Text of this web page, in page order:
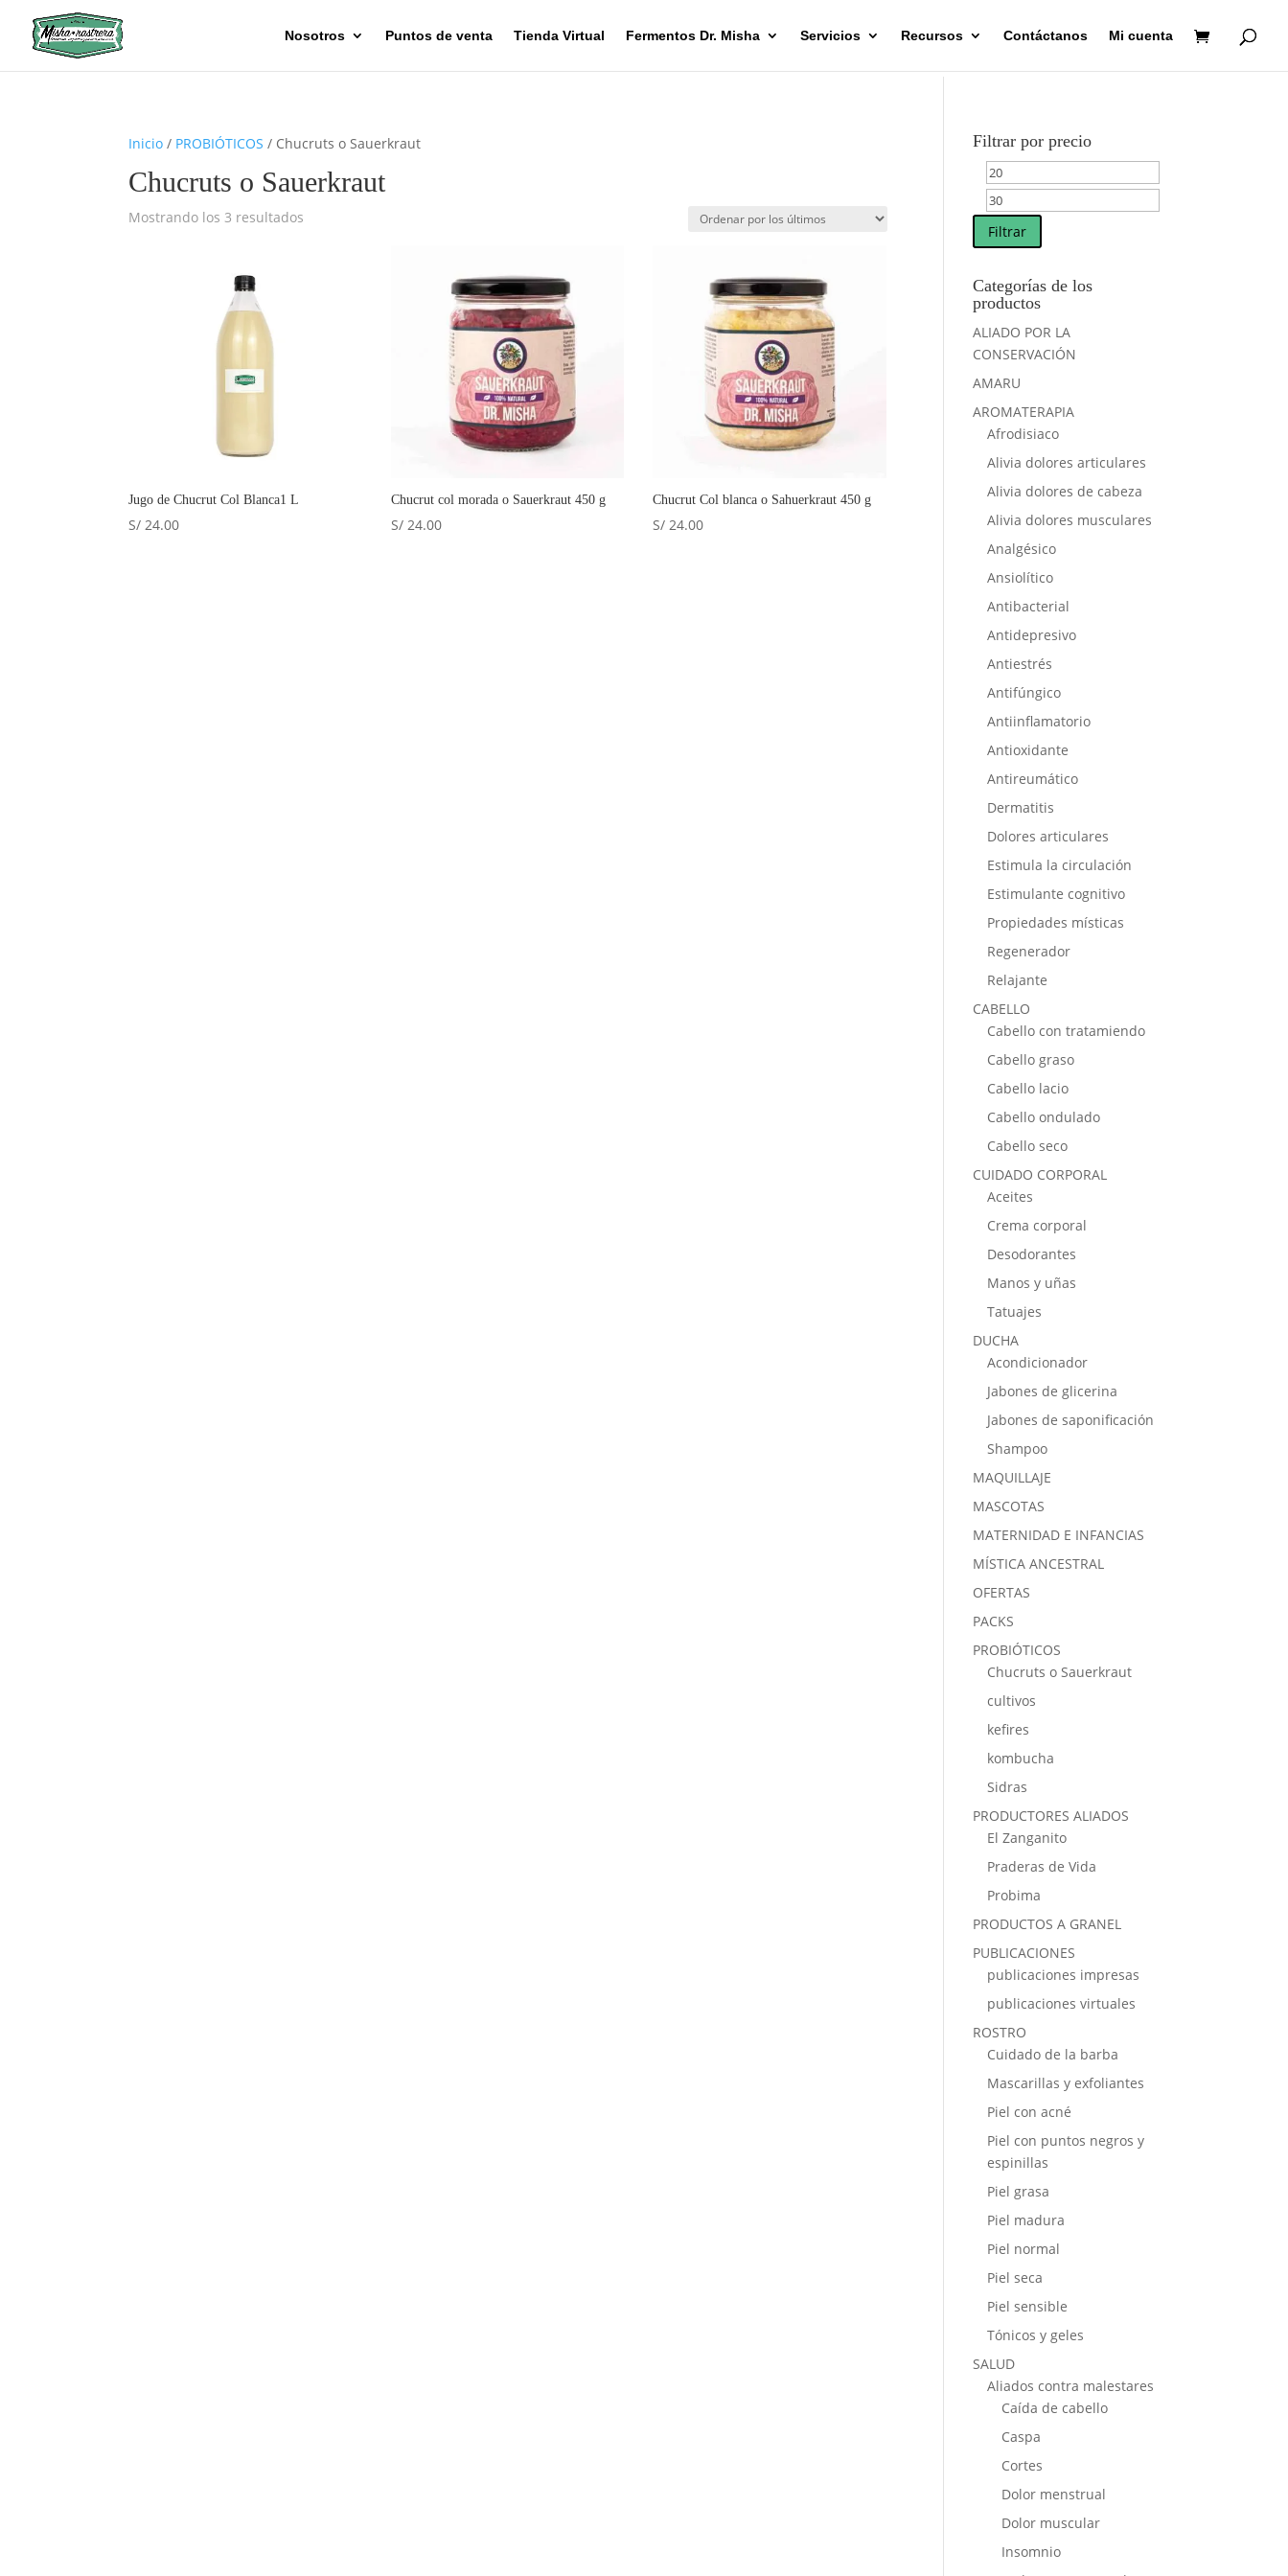
Nosotros Puntos de venta Tienda Virtual Fermentos Dr. Misha Servicios Recursos Contáctanos Mi cuenta
Inicio / PROBIÓTICOS / Chucruts o Sauerkraut
Chucruts o Sauerkraut
Mostrando los 3 resultados
Jugo de Chucrut Col Blanca1 L
S/ 24.00
Chucrut col morada o Sauerkraut 450 g
S/24.00
Chucrut Col blanca o Sahuerkraut 450 g
S/ 24.00
Filtrar por precio
Precio
mínimo
Filtrar
Categorías de los
productos
ALIADO POR LA
CONSERVACIÓN
AMARU
AROMATERAPIA
Afrodisiaco
Alivia dolores articulares
Alivia dolores de cabeza
Alivia dolores musculares
Analgésico
Ansiolítico
Antibacterial
Antidepresivo
Antiestrés
Antifúngico
Antiinflamatorio
Antioxidante
Antireumático
Dermatitis
Dolores articulares
Estimula la circulación
Estimulante cognitivo
Propiedades místicas
Regenerador
Relajante
CABELLO
Cabello con tratamiendo
Cabello graso
Cabello lacio
Cabello ondulado
Cabello seco
CUIDADO CORPORAL
Aceites
Crema corporal
Desodorantes
Manos y uñas
Tatuajes
DUCHA
Acondicionador
Jabones de glicerina
Jabones de saponificación
Shampoo
MAQUILLAJE
MASCOTAS
MATERNIDAD E INFANCIAS
MÍSTICA ANCESTRAL
OFERTAS
PACKS
PROBIÓTICOS
Chucruts o Sauerkraut
cultivos
kefires
kombucha
Sidras
PRODUCTORES ALIADOS
El Zanganito
Praderas de Vida
Probima
PRODUCTOS A GRANEL
PUBLICACIONES
publicaciones impresas
publicaciones virtuales
ROSTRO
Cuidado de la barba
Mascarillas y exfoliantes
Piel con acné
Piel con puntos negros y
espinillas
Piel grasa
Piel madura
Piel normal
Piel seca
Piel sensible
Tónicos y geles
SALUD
Aliados contra malestares
Caída de cabello
Caspa
Cortes
Dolor menstrual
Dolor muscular
Insomnio